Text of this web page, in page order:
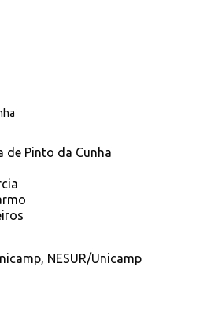
de Pinto da Cunha
NESUR/Unicamp